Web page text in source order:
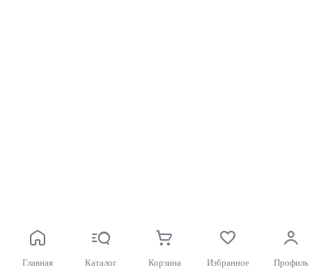
Главная Каталог Корзина Избранное Профиль